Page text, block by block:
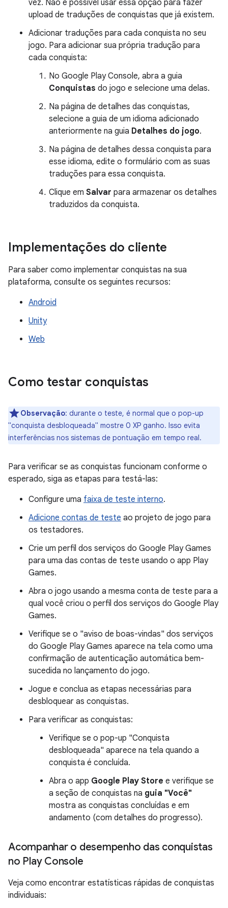
vez. Não é possível usar essa opção para fazer
upload de traduções de conquistas que já existem.
Adicionar traduções para cada conquista no seu
jogo. Para adicionar sua própria tradução para
cada conquista:
No Google Play Console, abra a guia
Conquistas do jogo e selecione uma delas.
Na página de detalhes das conquistas,
selecione a guia de um idioma adicionado
anteriormente na guia Detalhes do jogo.
Na página de detalhes dessa conquista para
esse idioma, edite o formulário com as suas
traduções para essa conquista.
Clique em Salvar para armazenar os detalhes
traduzidos da conquista.
Implementações do cliente
Para saber como implementar conquistas na sua
plataforma, consulte os seguintes recursos:
Android
Unity
Web
Como testar conquistas
Observação: durante o teste, é normal que o pop-up
"conquista desbloqueada" mostre 0 XP ganho. Isso evita
interferências nos sistemas de pontuação em tempo real.
Para verificar se as conquistas funcionam conforme o
esperado, siga as etapas para testá-las:
Configure uma faixa de teste interno.
Adicione contas de teste ao projeto de jogo para
os testadores.
Crie um perfil dos serviços do Google Play Games
para uma das contas de teste usando o app Play
Games.
Abra o jogo usando a mesma conta de teste para a
qual você criou o perfil dos serviços do Google Play
Games.
Verifique se o "aviso de boas-vindas" dos serviços
do Google Play Games aparece na tela como uma
confirmação de autenticação automática bem-
sucedida no lançamento do jogo.
Jogue e conclua as etapas necessárias para
desbloquear as conquistas.
Para verificar as conquistas:
Verifique se o pop-up "Conquista
desbloqueada" aparece na tela quando a
conquista é concluída.
Abra o app Google Play Store e verifique se
a seção de conquistas na guia "Você"
mostra as conquistas concluídas e em
andamento (com detalhes do progresso).
Acompanhar o desempenho das conquistas
no Play Console
Veja como encontrar estatísticas rápidas de conquistas
individuais: